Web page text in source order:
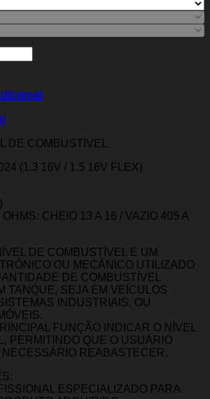
DE COMBUSTÍVEL
(1.3 16V / 1.5 16V FLEX)
CHEIO 13 A 16 / VAZIO 405 A
DE COMBUSTÍVEL É UM
OU MECÂNICO UTILIZADO
DE COMBUSTÍVEL
TANQUE, SEJA EM VEÍCULOS
INDUSTRIAIS, OU
FUNÇÃO INDICAR O NÍVEL
PERMITINDO QUE O USUÁRIO
REABASTECER.
ESPECIALIZADO PARA